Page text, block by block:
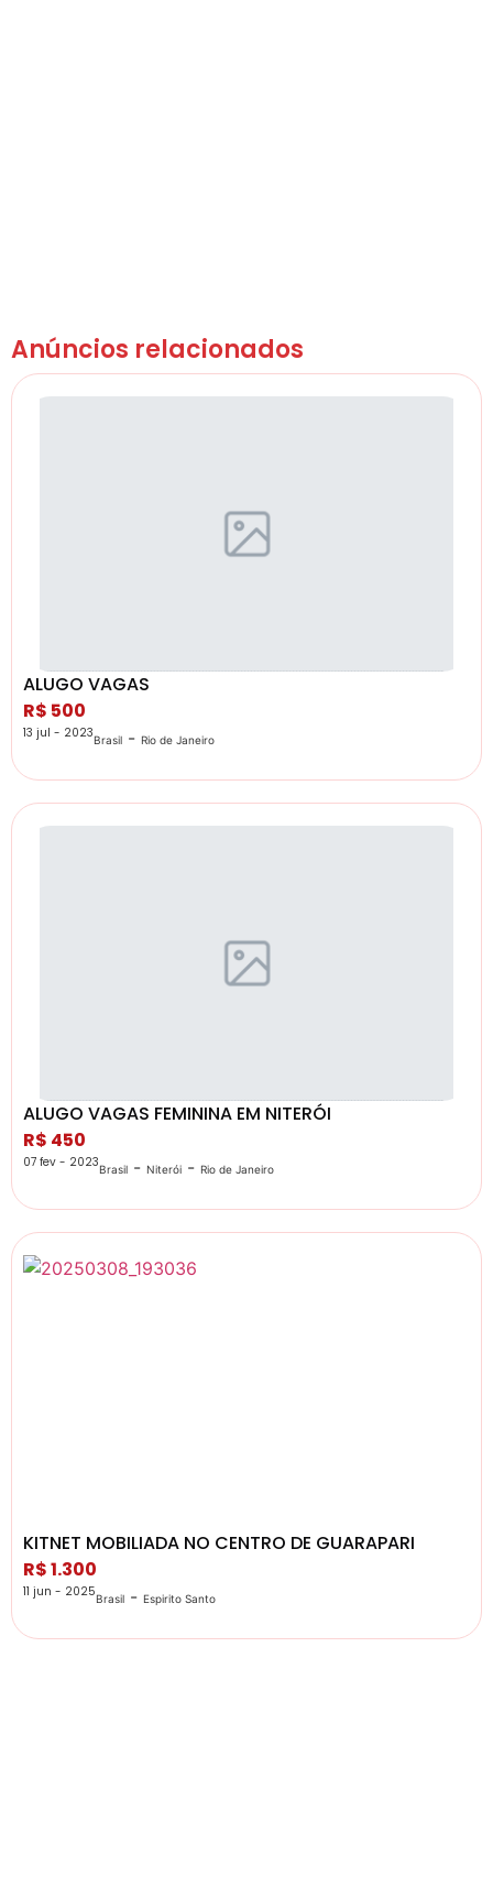
Anúncios relacionados
ALUGO VAGAS
R$ 500
13 jul - 2023Brasil - Rio de Janeiro
ALUGO VAGAS FEMININA EM NITERÓI
R$ 450
07 fev - 2023Brasil - Niterói - Rio de Janeiro
KITNET MOBILIADA NO CENTRO DE GUARAPARI
R$ 1.300
11 jun - 2025Brasil - Espirito Santo